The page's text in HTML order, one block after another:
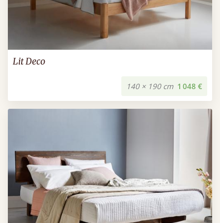
Lit Deco
140 × 190 cm 1 048 €